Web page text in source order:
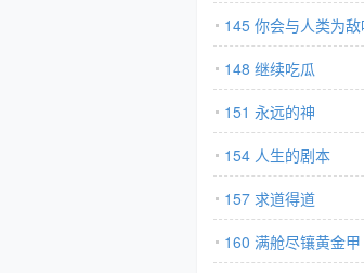
145 你会与人类为敌
148 继续吃瓜
151 永远的神
154 人生的剧本
157 求道得道
160 满舱尽镶黄金甲